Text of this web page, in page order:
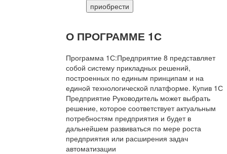
приобрести
О ПРОГРАММЕ 1С
Программа 1С:Предприятие 8 представляет
собой систему прикладных решений,
построенных по единым принципам и на
единой технологической платформе. Купив 1С
Предприятие Руководитель может выбрать
решение, которое соответствует актуальным
потребностям предприятия и будет в
дальнейшем развиваться по мере роста
предприятия или расширения задач
автоматизации